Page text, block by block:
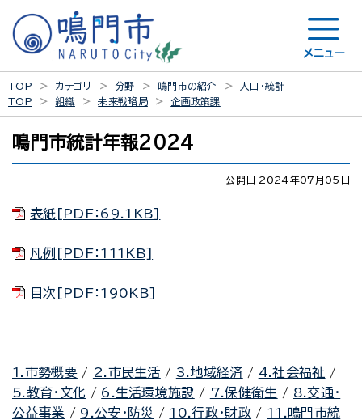
メニュー
TOP カテゴリ 分野 鳴門市の紹介
人口・統計
TOP
組織 未来戦略局 企画政策課
鳴門市統計年報2024
公開日 2024年07月05日
表紙[PDF：69.1KB]
凡例[PDF：111KB]
目次[PDF：190KB]
1.市勢概要/ 2.市民生活 / 3.地域経済/ 4.社会福祉 /
5.教育・文化 / 6.生活環境施設 / 7.保健衛生 / 8.交通・
公益事業 / 9.公安・防災 / 10.行政・財政 / 11.鳴門市統